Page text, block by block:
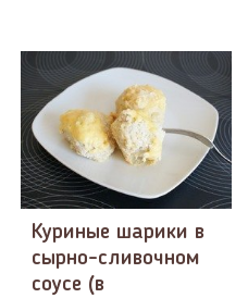
Куриные шарики в
сырно-сливочном
соусе (в